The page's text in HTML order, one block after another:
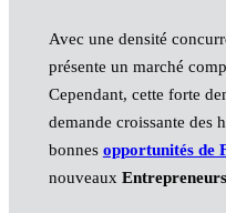
Avec une densité
présente un marché
Cependant, cette forte
demande croissante des
bonnes opportunités de
nouveaux Entrepreneurs